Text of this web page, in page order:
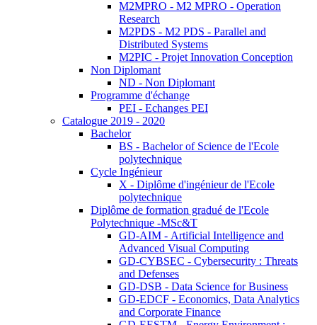
M2MPRO - M2 MPRO - Operation
Research
M2PDS - M2 PDS - Parallel and
Distributed Systems
M2PIC - Projet Innovation Conception
Non Diplomant
ND - Non Diplomant
Programme d'échange
PEI - Echanges PEI
Catalogue 2019 - 2020
Bachelor
BS - Bachelor of Science de l'Ecole
polytechnique
Cycle Ingénieur
X - Diplôme d'ingénieur de l'Ecole
polytechnique
Diplôme de formation gradué de l'Ecole
Polytechnique -MSc&T
GD-AIM - Artificial Intelligence and
Advanced Visual Computing
GD-CYBSEC - Cybersecurity : Threats
and Defenses
GD-DSB - Data Science for Business
GD-EDCF - Economics, Data Analytics
and Corporate Finance